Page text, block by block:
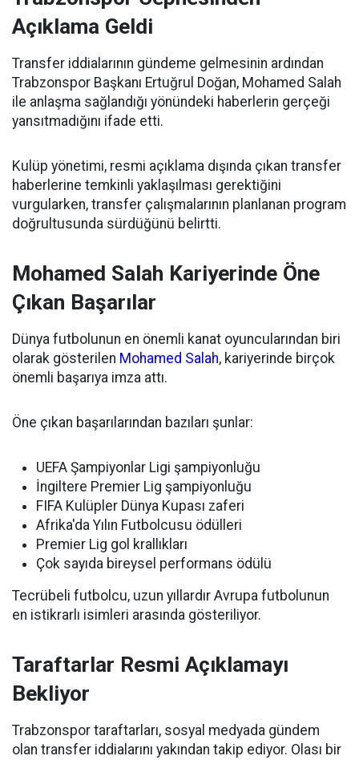
Açıklama Geldi
Transfer iddialarının gündeme gelmesinin ardından
Trabzonspor Başkanı Ertuğrul Doğan, Mohamed Salah
ile anlaşma sağlandığı yönündeki haberlerin gerçeği
yansıtmadığını ifade etti.
Kulüp yönetimi, resmi açıklama dışında çıkan transfer
haberlerine temkinli yaklaşılması gerektiğini
vurgularken, transfer çalışmalarının planlanan program
doğrultusunda sürdüğünü belirtti.
Mohamed Salah Kariyerinde Öne
Çıkan Başarılar
Dünya futbolunun en önemli kanat oyuncularından biri
olarak gösterilen Mohamed Salah, kariyerinde birçok
önemli başarıya imza attı.
Öne çıkan başarılarından bazıları şunlar:
UEFA Şampiyonlar Ligi şampiyonluğu
İngiltere Premier Lig şampiyonluğu
FIFA Kulüpler Dünya Kupası zaferi
Afrika'da Yılın Futbolcusu ödülleri
Premier Lig gol krallıkları
Çok sayıda bireysel performans ödülü
Tecrübeli futbolcu, uzun yıllardır Avrupa futbolunun
en istikrarlı isimleri arasında gösteriliyor.
Taraftarlar Resmi Açıklamayı
Bekliyor
Trabzonspor taraftarları, sosyal medyada gündem
olan transfer iddialarını yakından takip ediyor. Olası bir